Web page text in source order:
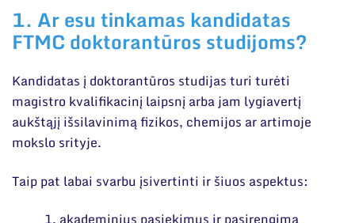
Korupcijos prevencija
Darbuotojams
Nuorodos
organizacijose bei asociacijose
Administraciniai skyriai
Moksliniai skyriai
Mokslo taryba
Tarptautinė patarėjų taryba
Mokslininkai emeritai
Renginiai
Tinklalaidės
Leidiniai
Administracija
Darbuotojų kontaktai
Apie studijas
Priėmimas į doktorantūrą
Gyvenimas doktorantūroje
DUK
Dokumentai
1. Ar esu tinkamas kandidatas
FTMC doktorantūros studijoms?
Kandidatas į doktorantūros studijas turi turėti
magistro kvalifikacinį laipsnį arba jam lygiavertį
aukštąjį išsilavinimą fizikos, chemijos ar artimoje
mokslo srityje.
Taip pat labai svarbu įsivertinti ir šiuos aspektus: